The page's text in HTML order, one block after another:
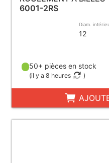
6001-2RS
Diam.
12
50+ pièces en stock
(il y a 8 heures )